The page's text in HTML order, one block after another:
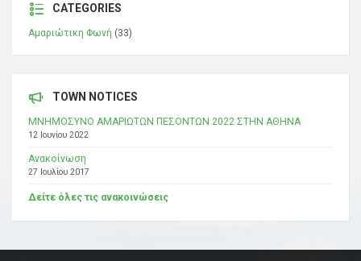
CATEGORIES
Αμαριώτικη Φωνή (33)
TOWN NOTICES
ΜΝΗΜΟΣΥΝΟ ΑΜΑΡΙΩΤΩΝ ΠΕΣΟΝΤΩΝ 2022 ΣΤΗΝ ΑΘΗΝΑ
12 Ιουνίου 2022
Ανακοίνωση
27 Ιουλίου 2017
Δείτε όλες τις ανακοινώσεις